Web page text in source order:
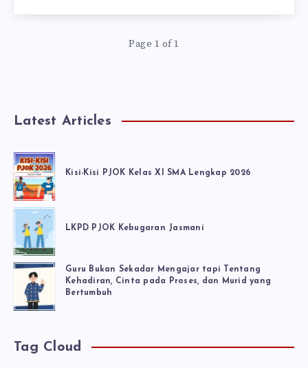
Page 1 of 1
Latest Articles
Kisi-Kisi PJOK Kelas XI SMA Lengkap 2026
LKPD PJOK Kebugaran Jasmani
Guru Bukan Sekadar Mengajar tapi Tentang
Kehadiran, Cinta pada Proses, dan Murid yang
Bertumbuh
Tag Cloud